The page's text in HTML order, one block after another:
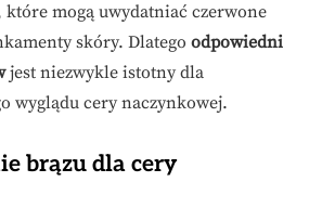
które mogą uwydatniać czerwone
skóry. Dlatego odpowiedni
jest niezwykle istotny dla
wyglądu cery naczynkowej.
brązu dla cery